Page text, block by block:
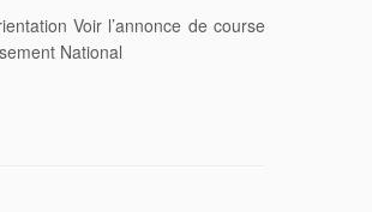
Voir l’annonce de course
National